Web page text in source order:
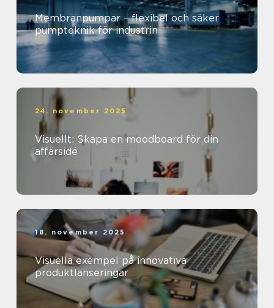
Membranpumpar – flexibel och säker
pumpteknik för industrin
24. november 2025
Visuellt: Skapa en moodboard för din
affärsidé
18. november 2025
Visuella exempel på innovativa
produktlanseringar